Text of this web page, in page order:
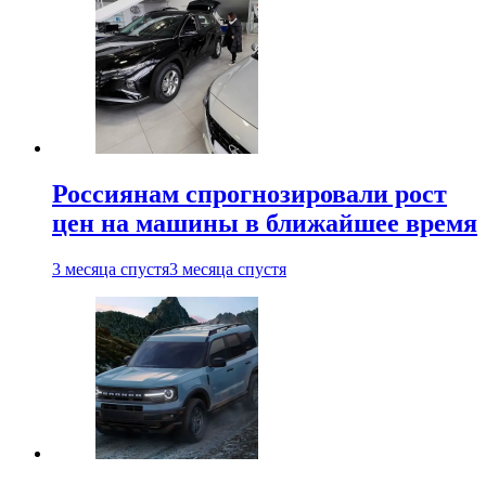
Россиянам спрогнозировали рост
цен на машины в ближайшее время
3 месяца спустя3 месяца спустя